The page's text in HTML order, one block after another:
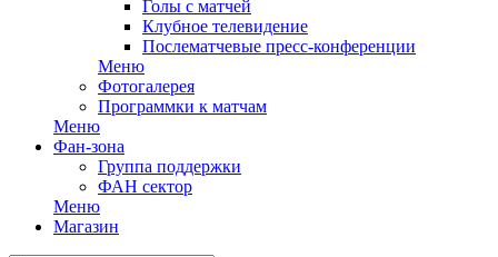
Голы с матчей
Клубное телевидение
Послематчевые пресс-конференции
Меню
Фотогалерея
Программки к матчам
Меню
Фан-зона
Группа поддержки
ФАН сектор
Меню
Магазин